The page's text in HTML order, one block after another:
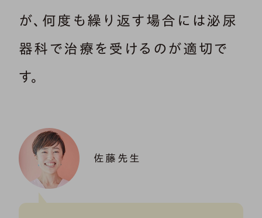
が、何度も繰り返す場合には泌尿
器科で治療を受けるのが適切で
す。
佐藤先生